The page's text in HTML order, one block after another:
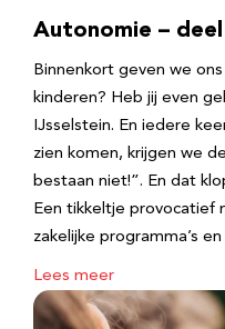
Autonomie – deel
Binnenkort geven we
kinderen? Heb jij even
IJsselstein. En iedere
zien komen, krijgen we
bestaan niet!”. En dat
Een tikkeltje provocatief
zakelijke programma’s
Lees meer